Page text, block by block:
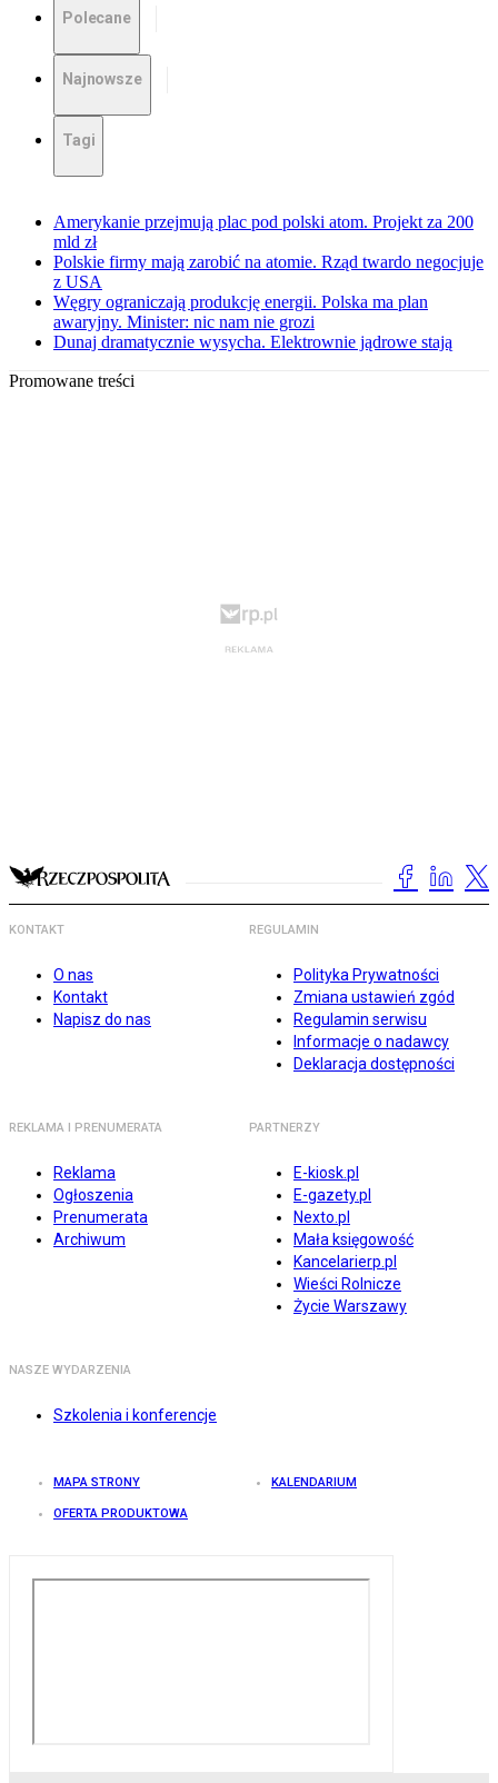
Polecane
Najnowsze
Tagi
Amerykanie przejmują plac pod polski atom. Projekt za 200
mld zł
Polskie firmy mają zarobić na atomie. Rząd twardo negocjuje
z USA
Węgry ograniczają produkcję energii. Polska ma plan
awaryjny. Minister: nic nam nie grozi
Dunaj dramatycznie wysycha. Elektrownie jądrowe stają
Promowane treści
KONTAKT
O nas
Kontakt
Napisz do nas
REGULAMIN
Polityka Prywatności
Zmiana ustawień zgód
Regulamin serwisu
Informacje o nadawcy
Deklaracja dostępności
REKLAMA I PRENUMERATA
Reklama
Ogłoszenia
Prenumerata
Archiwum
PARTNERZY
E-kiosk.pl
E-gazety.pl
Nexto.pl
Mała księgowość
Kancelarierp.pl
Wieści Rolnicze
Życie Warszawy
NASZE WYDARZENIA
Szkolenia i konferencje
MAPA STRONY KALENDARIUM
OFERTA PRODUKTOWA